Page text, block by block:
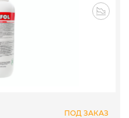
ПОД ЗАКАЗ